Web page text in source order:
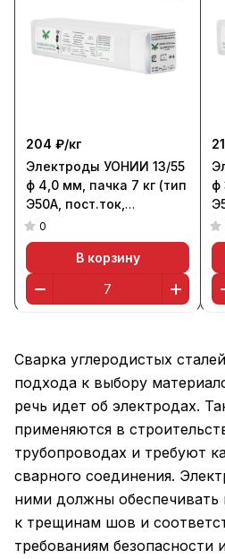
204 ₽/кг
Электроды УОНИИ 13/55
ф 4,0 мм, пачка 7 кг (тип
Э50А, пост.ток,
основной), Сычевск
0
В корзину
ф
Сварка углеродистых
подхода к выбору
речь идет об электродах.
применяются в
трубопроводах и требуют
сварного соединения.
ними должны
к трещинам шов и
требованиям безопасности